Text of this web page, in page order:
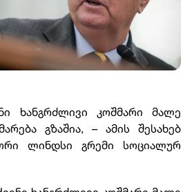
ხანგრძლივი კოშმარი მალე
გზაშია, – ამის შესახებ
ლინდსი გრემი სოციალურ